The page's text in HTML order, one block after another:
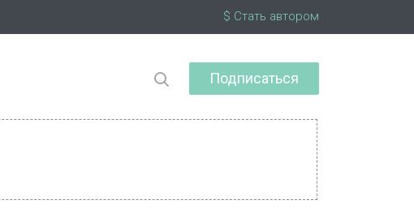
$ Стать автором
Подписаться